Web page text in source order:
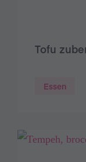
Tofu
Essen